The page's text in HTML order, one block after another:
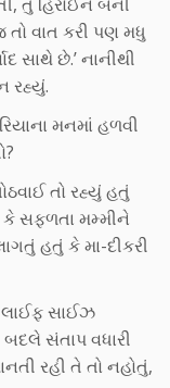
વાત કરી પણ મધુ
સાથે છે.’ નાનીથી
રહ્યું.
મનમાં હળવી
તો રહ્યું હતું
સફળતા મમ્મીને
હતું કે મા-દીકરી
લાઈફ સાઈઝ
સંતાપ વધારી
રહી તે તો નહોતું,